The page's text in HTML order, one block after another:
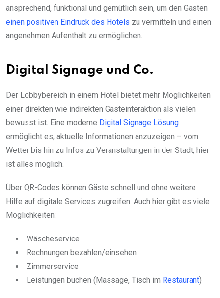
ansprechend, funktional und gemütlich sein, um den Gästen
einen positiven Eindruck des Hotels zu vermitteln und einen
angenehmen Aufenthalt zu ermöglichen.
Digital Signage und Co.
Der Lobbybereich in einem Hotel bietet mehr Möglichkeiten
einer direkten wie indirekten Gästeinteraktion als vielen
bewusst ist. Eine moderne Digital Signage Lösung
ermöglicht es, aktuelle Informationen anzuzeigen – vom
Wetter bis hin zu Infos zu Veranstaltungen in der Stadt, hier
ist alles möglich.
Über QR-Codes können Gäste schnell und ohne weitere
Hilfe auf digitale Services zugreifen. Auch hier gibt es viele
Möglichkeiten:
Wäscheservice
Rechnungen bezahlen/einsehen
Zimmerservice
Leistungen buchen (Massage, Tisch im Restaurant)